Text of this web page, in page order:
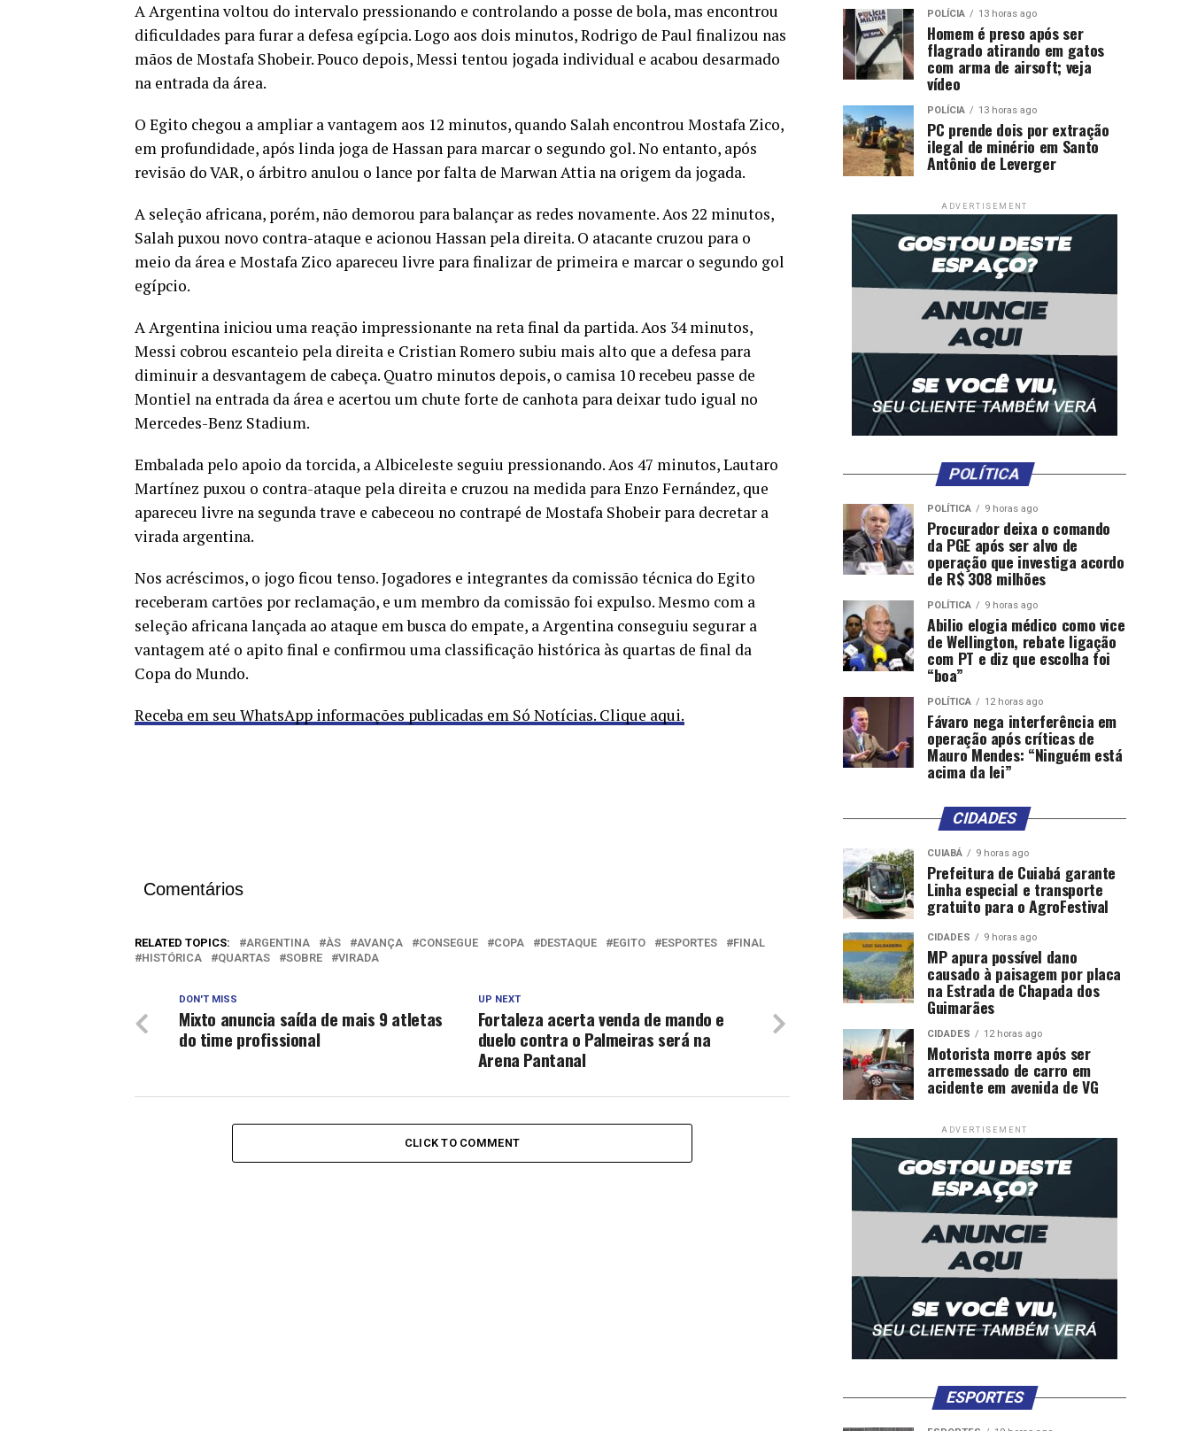
A Argentina voltou do intervalo pressionando e controlando a posse de bola, mas encontrou
dificuldades para furar a defesa egípcia. Logo aos dois minutos, Rodrigo de Paul finalizou nas
mãos de Mostafa Shobeir. Pouco depois, Messi tentou jogada individual e acabou desarmado
na entrada da área.
O Egito chegou a ampliar a vantagem aos 12 minutos, quando Salah encontrou Mostafa Zico,
em profundidade, após linda joga de Hassan para marcar o segundo gol. No entanto, após
revisão do VAR, o árbitro anulou o lance por falta de Marwan Attia na origem da jogada.
A seleção africana, porém, não demorou para balançar as redes novamente. Aos 22 minutos,
Salah puxou novo contra-ataque e acionou Hassan pela direita. O atacante cruzou para o
meio da área e Mostafa Zico apareceu livre para finalizar de primeira e marcar o segundo gol
egípcio.
A Argentina iniciou uma reação impressionante na reta final da partida. Aos 34 minutos,
Messi cobrou escanteio pela direita e Cristian Romero subiu mais alto que a defesa para
diminuir a desvantagem de cabeça. Quatro minutos depois, o camisa 10 recebeu passe de
Montiel na entrada da área e acertou um chute forte de canhota para deixar tudo igual no
Mercedes-Benz Stadium.
Embalada pelo apoio da torcida, a Albiceleste seguiu pressionando. Aos 47 minutos, Lautaro
Martínez puxou o contra-ataque pela direita e cruzou na medida para Enzo Fernández, que
apareceu livre na segunda trave e cabeceou no contrapé de Mostafa Shobeir para decretar a
virada argentina.
Nos acréscimos, o jogo ficou tenso. Jogadores e integrantes da comissão técnica do Egito
receberam cartões por reclamação, e um membro da comissão foi expulso. Mesmo com a
seleção africana lançada ao ataque em busca do empate, a Argentina conseguiu segurar a
vantagem até o apito final e confirmou uma classificação histórica às quartas de final da
Copa do Mundo.
Receba em seu WhatsApp informações publicadas em Só Notícias. Clique aqui.
Comentários
RELATED TOPICS: ARGENTINA ÀS AVANÇA CONSEGUE COPA DESTAQUE EGITO ESPORTES
FINAL
HISTÓRICA
QUARTAS SOBRE VIRADA
UP NEXT
Fortaleza acerta venda de mando e
duelo contra o Palmeiras será na
Arena Pantanal
DON'T MISS
Mixto anuncia saída de mais 9 atletas
do time profissional
CLICK TO COMMENT
POLÍCIA 13 horas ago
Homem é preso após ser
flagrado atirando em gatos
com arma de airsoft; veja
vídeo
POLÍCIA 13 horas ago
PC prende dois por extração
ilegal de minério em Santo
Antônio de Leverger
ADVERTISEMENT
POLÍTICA
POLÍTICA 9 horas ago
Procurador deixa o comando
da PGE após ser alvo de
operação que investiga acordo
de R$ 308 milhões
POLÍTICA 9 horas ago
Abilio elogia médico como vice
de Wellington, rebate ligação
com PT e diz que escolha foi
“boa”
POLÍTICA 12 horas ago
Fávaro nega interferência em
operação após críticas de
Mauro Mendes: “Ninguém está
acima da lei”
CIDADES
CUIABÁ 9 horas ago
Prefeitura de Cuiabá garante
Linha especial e transporte
gratuito para o AgroFestival
CIDADES 9 horas ago
MP apura possível dano
causado à paisagem por placa
na Estrada de Chapada dos
Guimarães
CIDADES 12 horas ago
Motorista morre após ser
arremessado de carro em
acidente em avenida de VG
ADVERTISEMENT
ESPORTES